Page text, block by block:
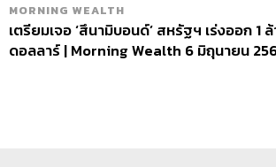
MORNING WEALTH
เตรียมเจอ ‘สึนามิบอนด์’ สหรัฐฯ เร่งออก 1
ดอลลาร์ | Morning Wealth 6 มิถุนายน